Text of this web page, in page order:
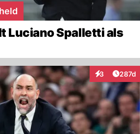
Luciano Spalletti als
3
Interaktionen
287d